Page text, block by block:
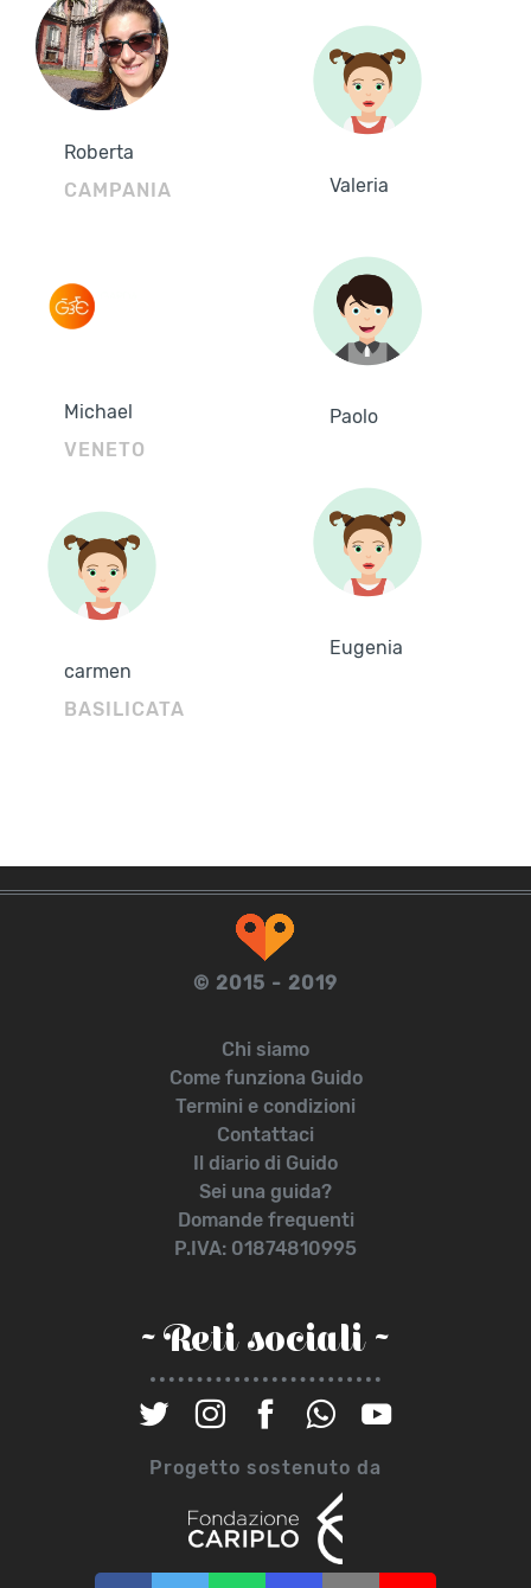
Roberta
CAMPANIA
Michael
VENETO
carmen
BASILICATA
Valeria
Paolo
Eugenia
© 2015 - 2019
Chi siamo
Come funziona Guido
Termini e condizioni
Contattaci
Il diario di Guido
Sei una guida?
Domande frequenti
P.IVA: 01874810995
~ Reti sociali ~
Progetto sostenuto da